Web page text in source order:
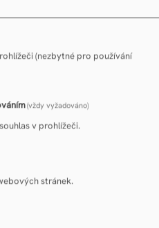
hod. - zemědělství
2, zasedací místnost 2. patro
poradce, kterým končí
(nezbytné pro používání
(vždy vyžadováno)
v prohlížeči.
stránek.